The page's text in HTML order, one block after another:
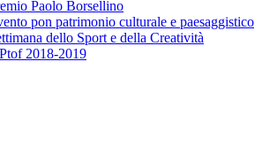
Paolo Borsellino
pon patrimonio culturale e paesaggistico
dello Sport e della Creatività
2018-2019